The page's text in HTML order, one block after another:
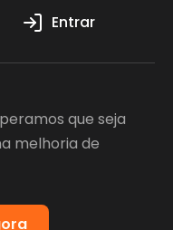
Entrar
que seja
melhoria de